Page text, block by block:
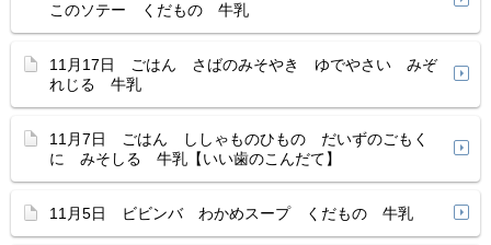
このソテー くだもの 牛乳
11月17日 ごはん さばのみそやき ゆでやさい みぞ
れじる 牛乳
11月7日 ごはん ししゃものひもの だいずのごもく
に みそしる 牛乳【いい歯のこんだて】
11月5日 ビビンバ わかめスープ くだもの 牛乳